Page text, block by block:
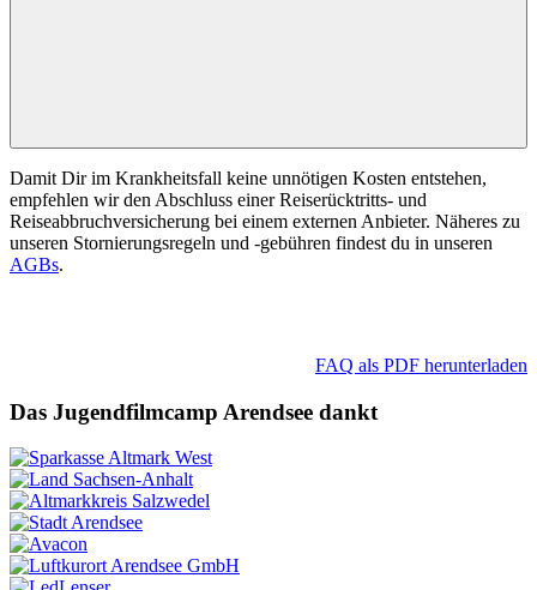
Damit Dir im Krankheitsfall keine unnötigen Kosten entstehen,
empfehlen wir den Abschluss einer Reiserücktritts- und
Reiseabbruchversicherung bei einem externen Anbieter. Näheres zu
unseren Stornierungsregeln und -gebühren findest du in unseren
AGBs.
FAQ als PDF herunterladen
Das Jugendfilmcamp Arendsee dankt